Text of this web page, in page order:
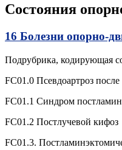
Состояния
16 Болезни опорно-
Подрубрика, кодирующая
FC01.0 Псевдоартроз
FC01.1 Синдром
FC01.2 Постлучевой кифоз
FC01.3.